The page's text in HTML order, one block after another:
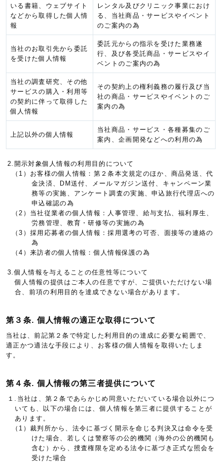
いる書籍、ウェブサイト
などから取得した個人情
報
レンタル及びクリニック事業におけ
る、当社商品・サービスやイベント
のご案内の為
当社のお取引先から委託
を受けた個人情報
委託元からの指示を受けた業務遂
行、及び各受託商品・サービスやイ
ベントのご案内の為
当社の調査研究、その他
サービスの購入・利用等
の契約に伴って取得した
個人情報
その契約上の権利義務の履行及び当
社の商品・サービスやイベントのご
案内の為
上記以外の個人情報
当社商品・サービス・各種募集のご
案内、企画開発などへの利用の為
2.開示対象個人情報の利用目的について
（1）お客様の個人情報：第２条本文規定のほか、商品発送、代
金決済、DM送付、メールマガジン送付、キャンペーン業
務等の実施、アンケート調査の実施、申込旅行代理店への
申込確認の為
（2）当社従業者の個人情報：人事管理、給与支払、福利厚生、
労務管理、教育・研修等の実施の為
（3）採用応募者の個人情報：採用選考の可否、面接等の連絡の
為
（4）来訪者の個人情報：個人情報保護の為
3.個人情報を与えることの任意性等について
個人情報の提供はご本人の任意ですが、ご提供いただけない場
合、前項の利用目的を達成できない場合があります。
第３条. 個人情報の適正な取得について
当社は、前記第２条で特定した利用目的の達成に必要な範囲で、
適正かつ適法な手段により、お客様の個人情報を取得いたしま
す。
第４条. 個人情報の第三者提供について
１.当社は、第２条であらかじめ同意いただいている場合以外につ
いても、以下の場合には、個人情報を第三者に提供することが
あります。
（1）裁判所から、法令に基づく開示を命じる判決又は命令を受
けた場合、若しくは警察等の公的機関（海外の公的機関も
含む）から、捜査権限を定める法令に基づき正式な照会を
受けた場合